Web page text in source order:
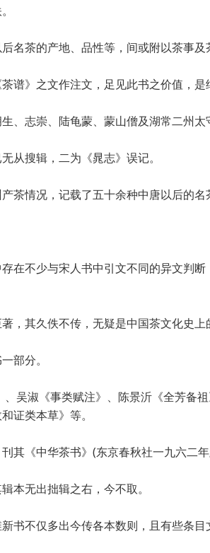
名茶的产地、品性等，间或附以茶事及
谱》之文作注文，足见此书之价值，是
、志崇、陆龟蒙、蒙山僧及湖常二州太
从搜辑，二为《晁志》误记。
茶情况，记载了五十余种中唐以后的名
在不少与宋人书中引文不同的异文判
，其久佚不传，无疑是中国茶文化史上
部分。
、吴淑《事类赋注》、陈景沂《全芳备
证类本草》等。
其《中华茶书》(东京春秋社一九六二年
本无出拙辑之右，今不取。
书不仅多出今传各本数则，且有些条目